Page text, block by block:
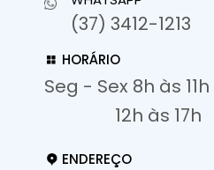
(37) 3412-1213
HORÁRIO
Seg - Sex 8h às 11h
12h às 17h
ENDEREÇO